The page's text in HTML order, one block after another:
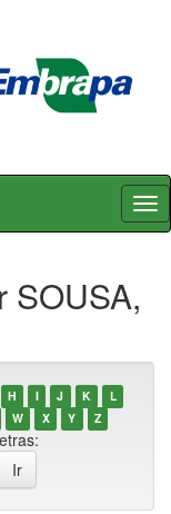
SOUSA,
H I J K
L
W X Y Z